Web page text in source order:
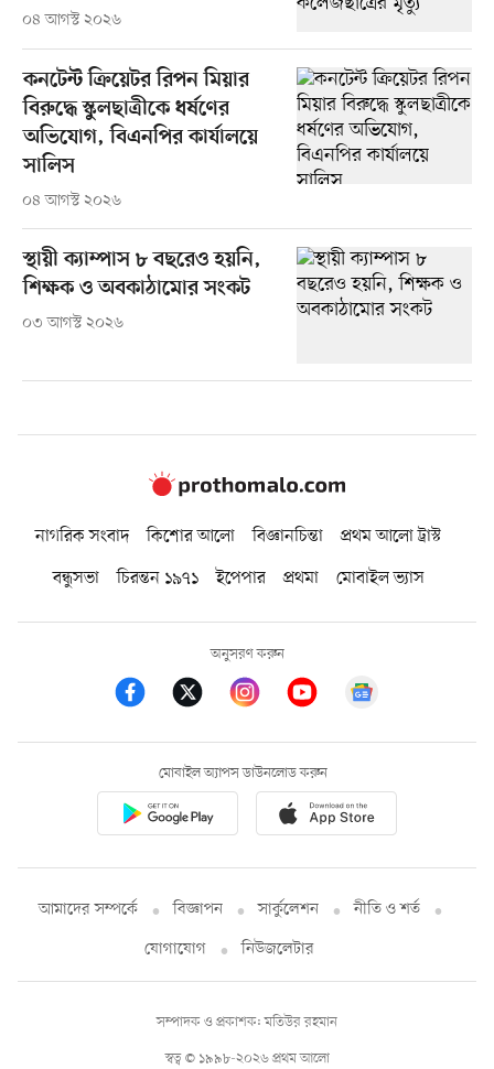
০৪ আগস্ট ২০২৬
কনটেন্ট ক্রিয়েটর রিপন মিয়ার
বিরুদ্ধে স্কুলছাত্রীকে ধর্ষণের
অভিযোগ, বিএনপির কার্যালয়ে
সালিস
০৪ আগস্ট ২০২৬
স্থায়ী ক্যাম্পাস ৮ বছরেও হয়নি,
শিক্ষক ও অবকাঠামোর সংকট
০৩ আগস্ট ২০২৬
নাগরিক সংবাদ কিশোর আলো বিজ্ঞানচিন্তা
প্রথম আলো ট্রাস্ট
বন্ধুসভা
চিরন্তন ১৯৭১ ইপেপার প্রথমা মোবাইল ভ্যাস
অনুসরণ করুন
মোবাইল অ্যাপস ডাউনলোড করুন
আমাদের সম্পর্কে বিজ্ঞাপন সার্কুলেশন
নীতি ও শর্ত
যোগাযোগ
নিউজলেটার
স্বত্ব © ১৯৯৮-২০২৬ প্রথম আলো
সম্পাদক ও প্রকাশক: মতিউর রহমান